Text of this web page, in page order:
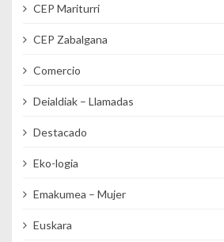
CEP Mariturri
CEP Zabalgana
Comercio
Deialdiak – Llamadas
Destacado
Eko-logia
Emakumea – Mujer
Euskara